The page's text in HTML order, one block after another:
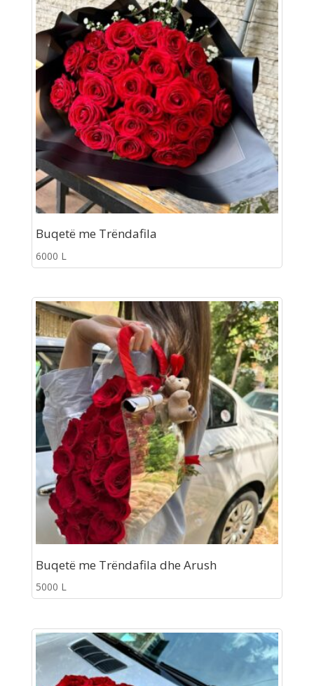
Buqetë me Trëndafila
6000 L
Buqetë me Trëndafila dhe Arush
5000 L